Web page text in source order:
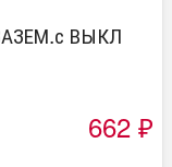
ВЫКЛ
662 ₽